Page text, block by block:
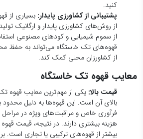
محدودیت در دسترسی:
دسترس بودن کمتری دارند. از آنجایی که
منطقه خاص تولید می‌شوند، ممکن است در
فروشگاه‌ها به‌طور محدود عرضه شوند.
تک خاستگاه وابسته به شرایط خاص
بنابراین ممکن است در هر دوره‌ای از سال
دسترسی به آن‌ها دشوار باشد.
تفاوت‌های طبیعی در کیفیت:
در هر سال و حتی در هر برداشت،
داشته باشند. شرایط اقلیمی، دما، بارش
کشاورزی ممکن است باعث تفاوت‌هایی
قهوه‌ها شوند، بنابراین ممکن است هر
متفاوتی نسبت به برداشت‌های قبلی داشته